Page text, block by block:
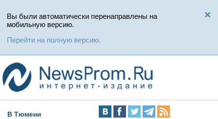
Вы были автоматически перенаправлены на
мобильную версию.
Перейти на полную версию.
В Тюмени